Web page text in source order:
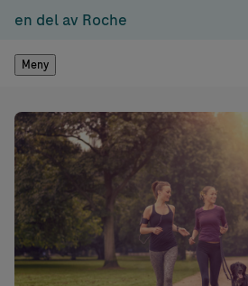
en del av Roche
Meny